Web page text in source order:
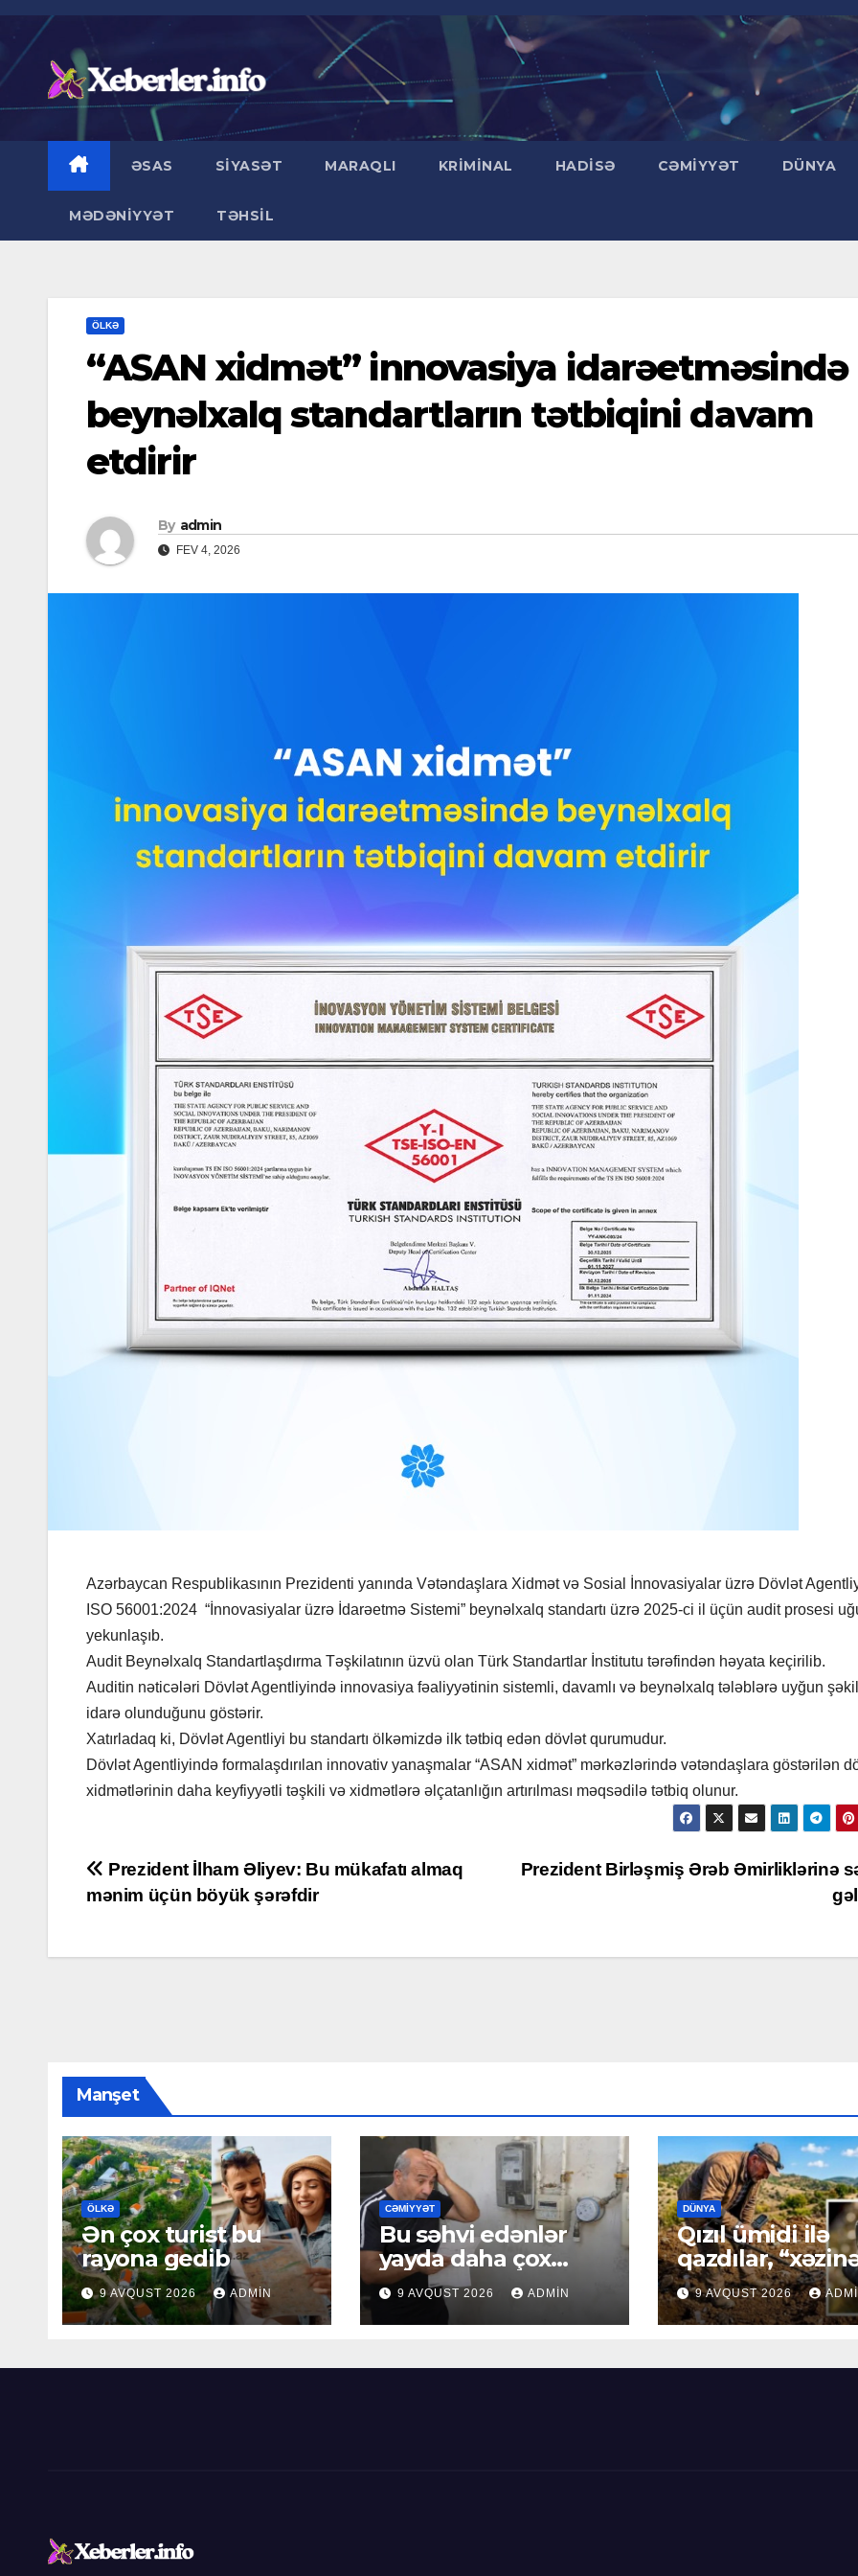
Skip
content
ƏSAS SIYASƏT MARAQLI KRIMINAL HADISƏ CƏMIYYƏT DÜNYA
MƏDƏNIYYƏT TƏHSIL
ÖLKƏ
“ASAN xidmət” innovasiya idarəetməsində
beynəlxalq standartların tətbiqini davam
etdirir
By admin
FEV 4, 2026
Azərbaycan Respublikasının Prezidenti yanında Vətəndaşlara Xidmət və Sosial İnnovasiyalar üzrə Dövlət
ISO 56001:2024 “İnnovasiyalar üzrə İdarəetmə Sistemi” beynəlxalq standartı üzrə 2025-ci il üçün audit prosesi
yekunlaşıb.
Audit Beynəlxalq Standartlaşdırma Təşkilatının üzvü olan Türk Standartlar İnstitutu tərəfindən həyata keçirilib.
Auditin nəticələri Dövlət Agentliyində innovasiya fəaliyyətinin sistemli, davamlı və beynəlxalq tələblərə uyğun
idarə olunduğunu göstərir.
Xatırladaq ki, Dövlət Agentliyi bu standartı ölkəmizdə ilk tətbiq edən dövlət qurumudur.
Dövlət Agentliyində formalaşdırılan innovativ yanaşmalar “ASAN xidmət” mərkəzlərində vətəndaşlara göstərilən
xidmətlərinin daha keyfiyyətli təşkili və xidmətlərə əlçatanlığın artırılması məqsədilə tətbiq olunur.
Yazı
naviqasiyası
Prezident Birləşmiş Ərəb Əmirliklərinə
Prezident İlham Əliyev: Bu mükafatı almaq
mənim üçün böyük şərəfdir
Manşet
ÖLKƏ
Ən çox turist bu
rayona gedib
9 AVQUST 2026 ADMIN
CƏMIYYƏT
Bu səhvi edənlər
yayda daha çox
kommunal ödəniş
edir
9 AVQUST 2026 ADMIN
DÜNYA
Qızıl ümidi ilə
qazdılar,
tapdılar- FOTO
9 AVQUST 2026